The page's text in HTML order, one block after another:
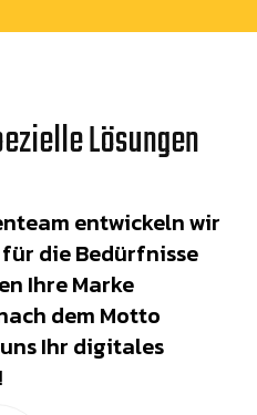
Lösungen
entwickeln wir
die Bedürfnisse
Ihre Marke
dem Motto
Ihr digitales